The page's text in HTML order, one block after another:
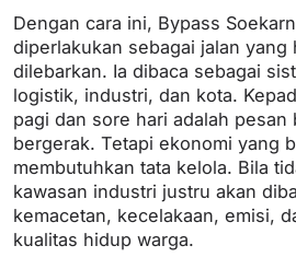
Dengan cara ini, Bypass
diperlakukan sebagai jalan yang
dilebarkan. Ia dibaca sebagai
logistik, industri, dan kota.
pagi dan sore hari adalah pesan
bergerak. Tetapi ekonomi yang
membutuhkan tata kelola. Bila
kawasan industri justru akan
kemacetan, kecelakaan, emisi,
kualitas hidup warga.